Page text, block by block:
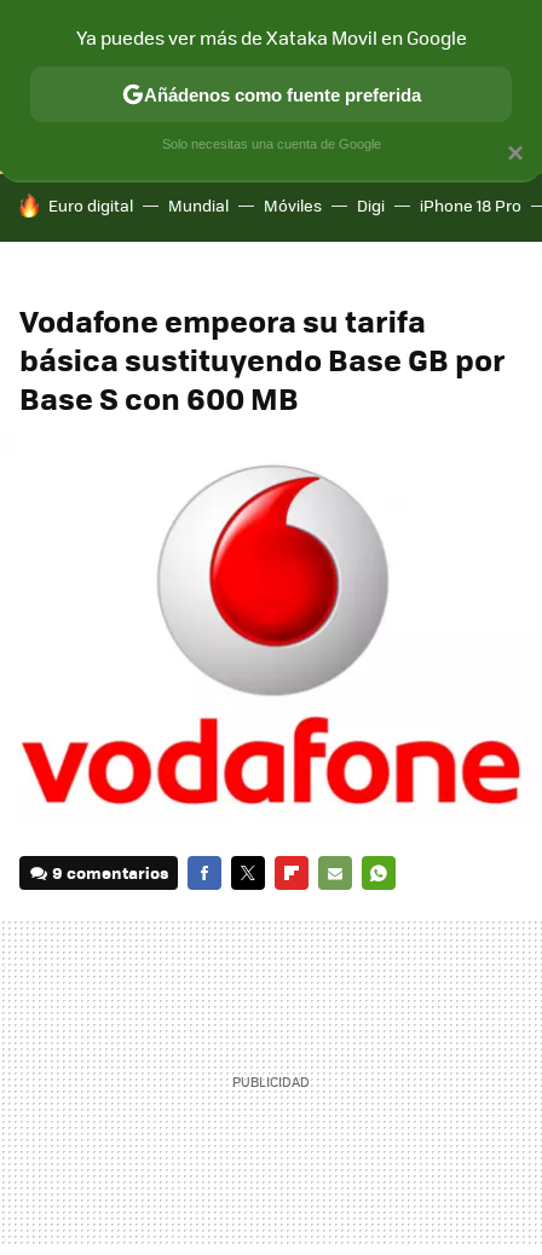
CONECTIVIDAD MÓVIL Y SOCIEDAD APLICACIONES
HOY SE HABLA DE
Euro digital Mundial Móviles Digi iPhone 18 Pro
Vodafone empeora su tarifa
básica sustituyendo Base GB por
Base S con 600 MB
9 comentarios
MAIL
×
Ya puedes ver más de Xataka Movil en Google
Añádenos como fuente preferida
Solo necesitas una cuenta de Google